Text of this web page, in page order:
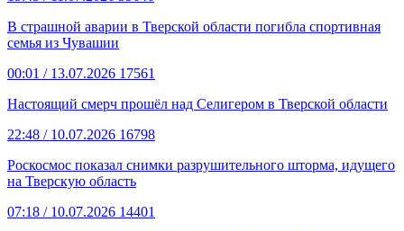
В страшной аварии в Тверской области погибла спортивная
семья из Чувашии
00:01 / 13.07.2026 17561
Настоящий смерч прошёл над Селигером в Тверской области
22:48 / 10.07.2026 16798
Роскосмос показал снимки разрушительного шторма, идущего
на Тверскую область
07:18 / 10.07.2026 14401